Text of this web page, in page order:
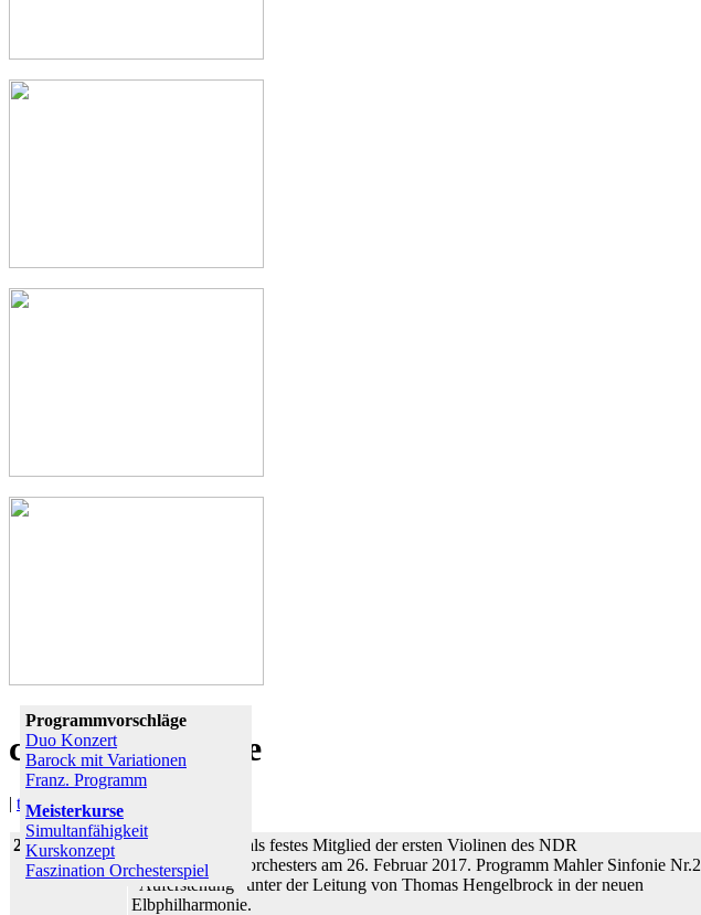
Programmvorschläge
Duo Konzert
Barock mit Variationen
Franz. Programm
Meisterkurse
Simultanfähigkeit
Kurskonzept
Faszination Orchesterspiel
curriculum vitae
| text | tabellarisch
2017
Letztes Konzert als festes Mitglied der ersten Violinen des NDR
Elbphilharmonieorchesters am 26. Februar 2017. Programm Mahler Sinfonie Nr.2
"Auferstehung" unter der Leitung von Thomas Hengelbrock in der neuen
Elbphilharmonie.